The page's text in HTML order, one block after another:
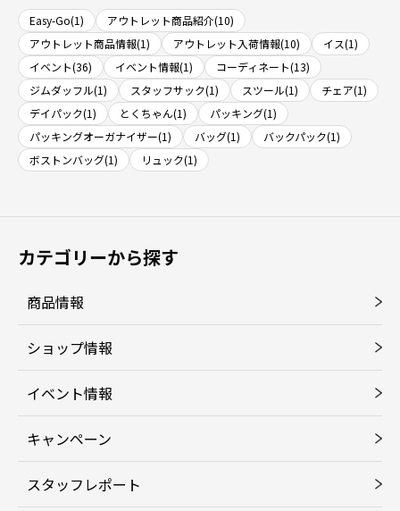
Easy-Go(1)
アウトレット商品紹介(10)
アウトレット商品情報(1)
アウトレット入荷情報(10)
イス(1)
イベント(36)
イベント情報(1)
コーディネート(13)
ジムダッフル(1)
スタッフサック(1) スツール(1)
チェア(1)
デイパック(1)
とくちゃん(1)
パッキング(1)
パッキングオーガナイザー(1)
バッグ(1)
バックパック(1)
ボストンバッグ(1)
リュック(1)
カテゴリーから探す
商品情報
ショップ情報
イベント情報
キャンペーン
スタッフレポート